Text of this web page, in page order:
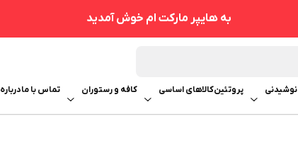
به هایپر مارکت ام خوش آمدید
نوشیدنی پروتئینکالاهای اساسی کافه و رستوران تماس با ما